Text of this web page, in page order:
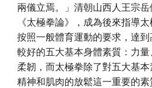
兩儀立焉。」清朝山西人王宗
《太極拳論》，成為後來指導
按照一般體育運動的要求，達
較好的五大基本身體素質：力量
柔韌，而太極拳除了對五大基
精神和肌肉的放鬆這一重要的